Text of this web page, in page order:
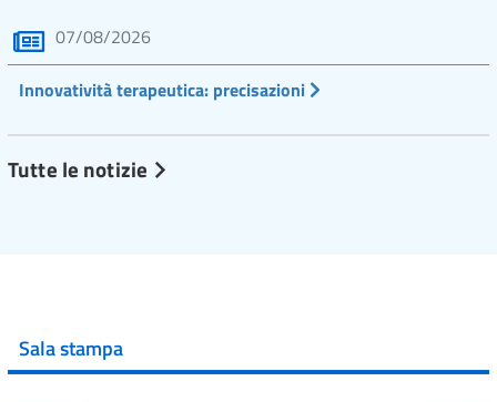
07/08/2026
Innovatività terapeutica: precisazioni
Tutte le notizie
Sala stampa